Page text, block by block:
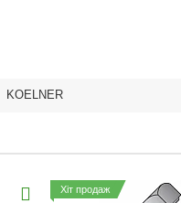
KOELNER
Хіт продаж